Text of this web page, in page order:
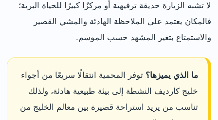
لا تشبه الزيارة حديقة ترفيهية أو مركزًا كبيرًا للحياة البرية؛
فالمكان يعتمد على الملاحظة الهادئة والمشي القصير
والاستمتاع بتغير المشهد حسب الموسم.
ما الذي يميزها؟ توفر المحمية انتقالًا سريعًا من أجواء
خليج كارديف النشطة إلى بيئة طبيعية هادئة، ولذلك
تناسب من يريد استراحة قصيرة بين معالم الخليج من